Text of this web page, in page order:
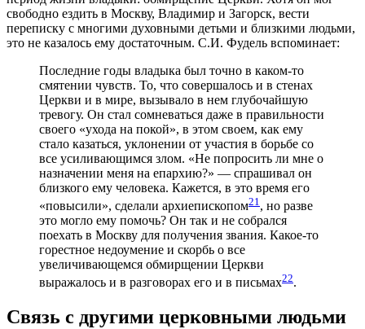
свободно ездить в Москву, Владимир и Загорск, вести
переписку с многими духовными детьми и близкими людьми,
это не казалось ему достаточным. С.И. Фудель вспоминает:
Последние годы владыка был точно в каком-то
смятении чувств. То, что совершалось и в стенах
Церкви и в мире, вызывало в нем глубочайшую
тревогу. Он стал сомневаться даже в правильности
своего «ухода на покой», в этом своем, как ему
стало казаться, уклонении от участия в борьбе со
все усиливающимся злом. «Не попросить ли мне о
назначении меня на епархию?» — спрашивал он
близкого ему человека. Кажется, в это время его
«повысили», сделали архиепископом21 , но разве
это могло ему помочь? Он так и не собрался
поехать в Москву для получения звания. Какое-то
горестное недоумение и скорбь о все
увеличивающемся обмирщении Церкви
выражалось и в разговорах его и в письмах22.
Связь с другими церковными людьми